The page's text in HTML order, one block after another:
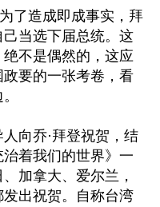
了造成即成事实，拜
当选下届总统。这
不是偶然的，这应
要的一张考卷，看
向乔·拜登祝贺，结
着我们的世界》一
加拿大、爱尔兰，
出祝贺。自称台湾